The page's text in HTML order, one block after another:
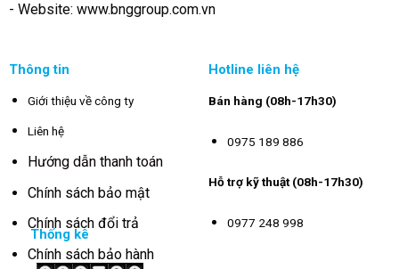
- Website: www.bnggroup.com.vn
Thông tin
Giới thiệu về công ty
Liên hệ
Hướng dẫn thanh toán
Chính sách bảo mật
Chính sách đổi trả
Chính sách bảo hành
Hotline liên hệ
Bán hàng (08h-17h30)
0975 189 886
Hỗ trợ kỹ thuật (08h-17h30)
0977 248 998
Thống kê